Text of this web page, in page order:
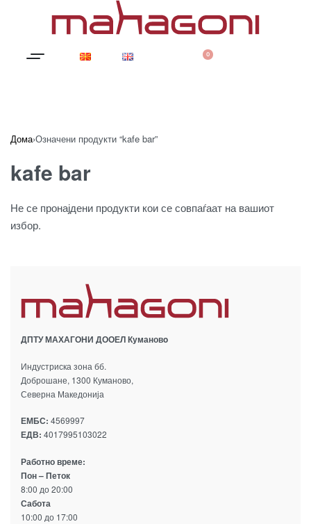
0
Дома›Означени продукти “kafe bar”
kafe bar
Не се пронајдени продукти кои се совпаѓаат на вашиот
избор.
ДПТУ МАХАГОНИ ДООЕЛ Кумановo
Индустриска зона бб.
Доброшане, 1300 Куманово,
Северна Македонија
ЕМБС: 4569997
ЕДВ: 4017995103022
Работно време:
Пон – Петок
8:00 до 20:00
Сабота
10:00 до 17:00